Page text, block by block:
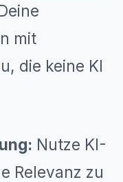
mit
die keine KI
Nutze KI-
Relevanz zu